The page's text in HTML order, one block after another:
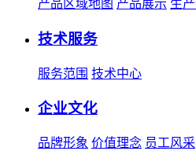
产品区域地图 产品展示 生
技术服务
服务范围 技术中心
企业文化
品牌形象 价值理念 员工风采